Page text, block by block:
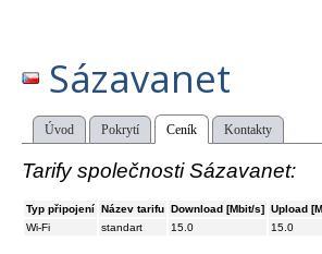
Sázavanet
Úvod Pokrytí Ceník Kontakty
Tarify společnosti Sázavanet:
Typ připojení Název tarifu Download [Mbit/s] Upload
Wi-Fi
standart 15.0 15.0